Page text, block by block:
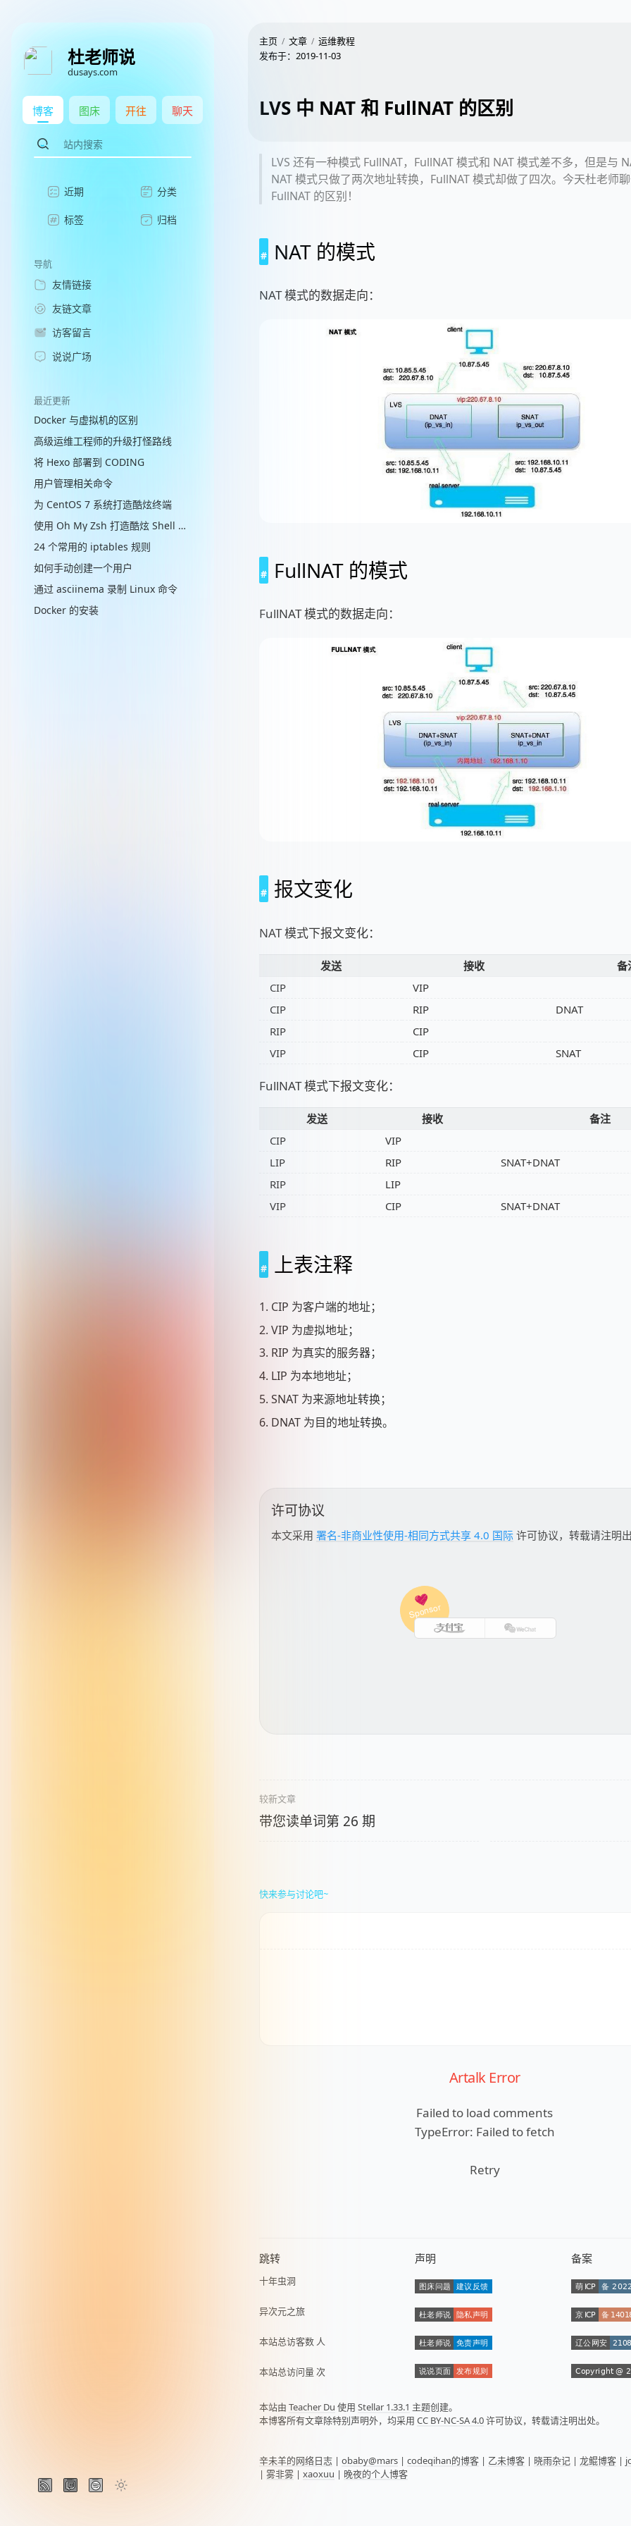
杜老师说
dusays.com
博客 图床 开往 聊天
近期 分类
标签 归档
导航
友情链接
友链文章
访客留言
说说广场
最近更新
Docker 与虚拟机的区别
高级运维工程师的升级打怪路线
将 Hexo 部署到 CODING
用户管理相关命令
为 CentOS 7 系统打造酷炫终端
使用 Oh My Zsh 打造酷炫 Shell 终端
24 个常用的 iptables 规则
如何手动创建一个用户
通过 asciinema 录制 Linux 命令
Docker 的安装
主页 文章
运维教程
发布于： 2019-11-03
LVS 中 NAT 和 FullNAT 的区别
LVS 还有一种模式 FullNAT，FullNAT 模式和 NAT 模式差不多，但是与
NAT 模式只做了两次地址转换，FullNAT 模式却做了四次。今天杜老师
FullNAT 的区别！
NAT 的模式
NAT 模式的数据走向：
FullNAT 的模式
FullNAT 模式的数据走向：
报文变化
NAT 模式下报文变化：
发送 接收
备
CIP
VIP
CIP
RIP
DNAT
RIP
CIP
VIP
CIP SNAT
FullNAT 模式下报文变化：
发送 接收
备注
CIP
VIP
LIP
RIP
SNAT+DNAT
RIP
LIP
VIP
CIP SNAT+DNAT
上表注释
CIP 为客户端的地址；
VIP 为虚拟地址；
RIP 为真实的服务器；
LIP 为本地地址；
SNAT 为来源地址转换；
DNAT 为目的地址转换。
许可协议
本文采用 署名-非商业性使用-相同方式共享 4.0 国际 许可协议，转载请注明
较新文章
带您读单词第 26 期
快来参与讨论吧~
Artalk Error
Failed to load comments
TypeError: Failed to fetch
Retry
跳转
十年虫洞
异次元之旅
本站总访客数 人
本站总访问量 次
声明 备案
本站由 Teacher Du 使用 Stellar 1.33.1 主题创建。
本博客所有文章除特别声明外，均采用 CC BY-NC-SA 4.0许可协议，转载请注明出处。
辛未羊的网络日志 | obaby@mars | codeqihan的博客 | 乙未博客 | 晓雨杂记 | 龙鲲博客 |
| 雾非雾 | xaoxuu | 晚夜的个人博客